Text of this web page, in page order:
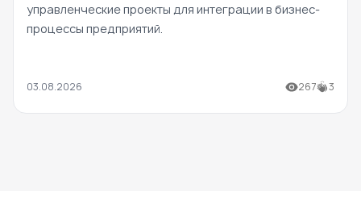
управленческие проекты для интеграции в бизнес-
процессы предприятий.
03.08.2026 267 3